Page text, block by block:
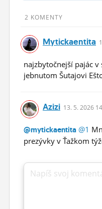
NASTAVENIA
ROLETA
2 KOMENTY
Mytickaentita
najzbytočnejší pajác
jebnutom Šutajovi
Azizi 13. 5. 2026
@mytickaentita @1
prezývky v Ťažkom
Napíš svoj